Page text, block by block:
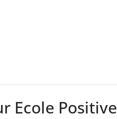
Ecole Positive